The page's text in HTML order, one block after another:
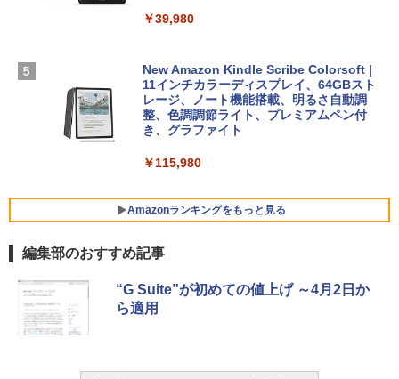
FMV ノートパソコン WE1-K3 (MS 365 P
ersonal/Copilotキー搭載/Win 11/15.6型/
Core i5/16GB/SSD 512GB/ホワイト) FM
VWK3E15W_AZ
￥119,800
版)|オンラインコード版|Windows11、1
￥37,224
￥39,980
New Amazon Kindle Scribe Colorsoft |
11インチカラーディスプレイ、64GBスト
レージ、ノート機能搭載、明るさ自動調
整、色調調節ライト、プレミアムペン付
き、グラファイト
￥115,980
Amazonランキングをもっと見る
編集部のおすすめ記事
“G Suite”が初めての値上げ ～4月2日か
ら適用